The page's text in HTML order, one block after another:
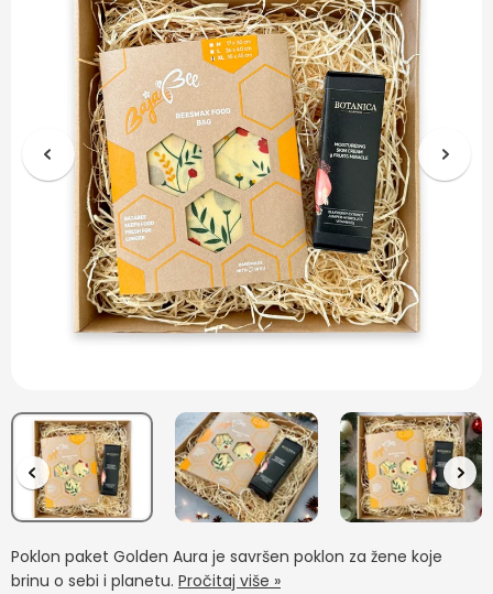
Poklon paket Golden Aura je savršen poklon za žene koje
brinu o sebi i planetu. Pročitaj više »